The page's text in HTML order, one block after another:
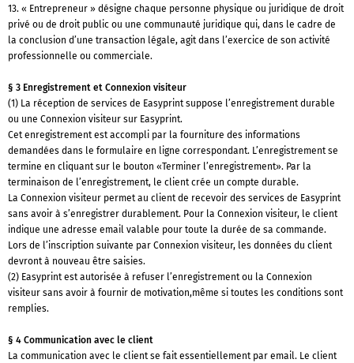
13. « Entrepreneur » désigne chaque personne physique ou juridique de droit
privé ou de droit public ou une communauté juridique qui, dans le cadre de
la conclusion d’une transaction légale, agit dans l’exercice de son activité
professionnelle ou commerciale.
§ 3 Enregistrement et Connexion visiteur
(1) La réception de services de Easyprint suppose l’enregistrement durable
ou une Connexion visiteur sur Easyprint.
Cet enregistrement est accompli par la fourniture des informations
demandées dans le formulaire en ligne correspondant. L’enregistrement se
termine en cliquant sur le bouton «Terminer l’enregistrement». Par la
terminaison de l’enregistrement, le client crée un compte durable.
La Connexion visiteur permet au client de recevoir des services de Easyprint
sans avoir à s’enregistrer durablement. Pour la Connexion visiteur, le client
indique une adresse email valable pour toute la durée de sa commande.
Lors de l’inscription suivante par Connexion visiteur, les données du client
devront à nouveau être saisies.
(2) Easyprint est autorisée à refuser l’enregistrement ou la Connexion
visiteur sans avoir à fournir de motivation,même si toutes les conditions sont
remplies.
§ 4 Communication avec le client
La communication avec le client se fait essentiellement par email. Le client